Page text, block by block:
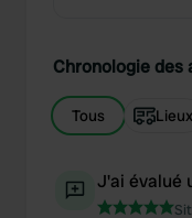
Chronologie des
Tous Lieux
J'ai évalué